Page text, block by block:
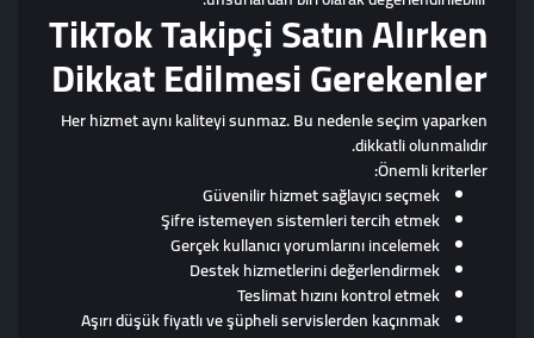
TikTok Takipçi Satın Alırken
Dikkat Edilmesi Gerekenler
Her hizmet aynı kaliteyi sunmaz. Bu nedenle seçim yaparken
dikkatli olunmalıdır.
Önemli kriterler:
Güvenilir hizmet sağlayıcı seçmek
Şifre istemeyen sistemleri tercih etmek
Gerçek kullanıcı yorumlarını incelemek
Destek hizmetlerini değerlendirmek
Teslimat hızını kontrol etmek
Aşırı düşük fiyatlı ve şüpheli servislerden kaçınmak